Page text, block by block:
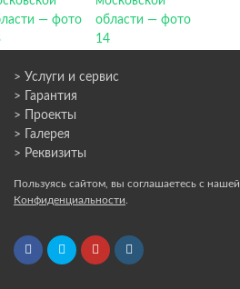
> Услуги и сервис
> Гарантия
> Проекты
> Галерея
> Реквизиты
Пользуясь сайтом, вы соглашаетесь с нашей
Конфиденциальности